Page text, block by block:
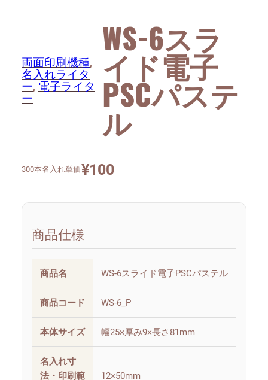
両面印刷機種
名入れライタ
ー, 電子ライタ
ー
WS-6スラ
イド電子
PSCパステ
ル
300本名入れ単価¥100
商品仕様
商品名 WS-6スライド電子PSCパステル
商品コード WS-6_P
本体サイズ 幅25×厚み9×長さ81mm
名入れ寸
法・印刷範
12×50mm